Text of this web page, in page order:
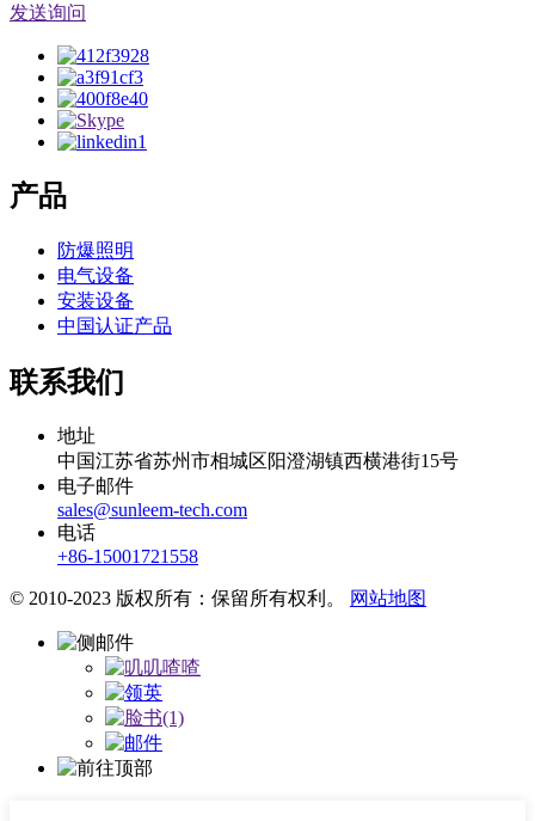
发送询问
产品
防爆照明
电气设备
安装设备
中国认证产品
联系我们
地址
中国江苏省苏州市相城区阳澄湖镇西横港街15号
电子邮件
sales@sunleem-tech.com
电话
+86-15001721558
© 2010-2023 版权所有：保留所有权利。 网站地图